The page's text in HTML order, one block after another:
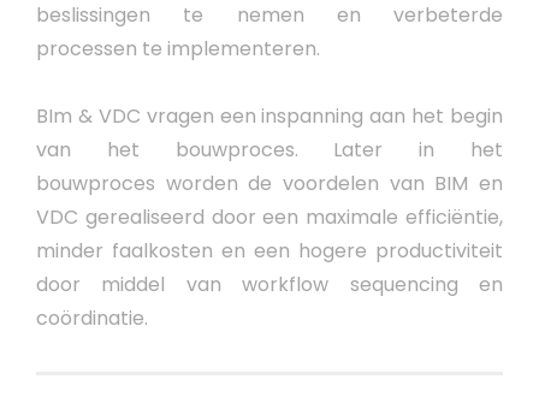
beslissingen te nemen en verbeterde
processen te implementeren.
BIm & VDC vragen een inspanning aan het begin
van het bouwproces. Later in het
bouwproces worden de voordelen van BIM en
VDC gerealiseerd door een maximale efficiëntie,
minder faalkosten en een hogere productiviteit
door middel van workflow sequencing en
coördinatie.